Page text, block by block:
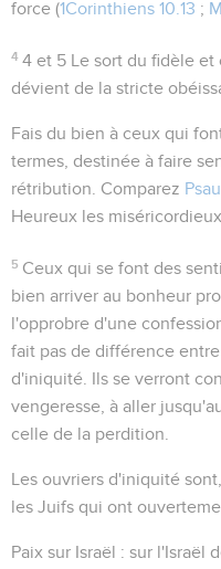
force (1Corinthiens 10.13 ;
4 4 et 5 Le sort du fidèle et
dévient de la stricte
Fais du bien à ceux qui
termes, destinée à faire
rétribution. Comparez
Heureux les
5 Ceux qui se font des
bien arriver au bonheur
l'opprobre d'une
fait pas de différence
d'iniquité. Ils se verront
vengeresse, à aller
celle de la perdition.
Les ouvriers d'iniquité
les Juifs qui ont
Paix sur Israël : sur l'Israël